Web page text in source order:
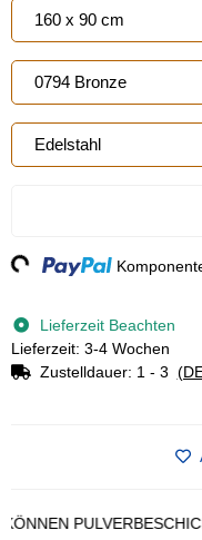
160 x 90 cm
0794 Bronze
Edelstahl
Lieferzeit Beachten
Lieferzeit: 3-4 Wochen
Zustelldauer: 1 - 3